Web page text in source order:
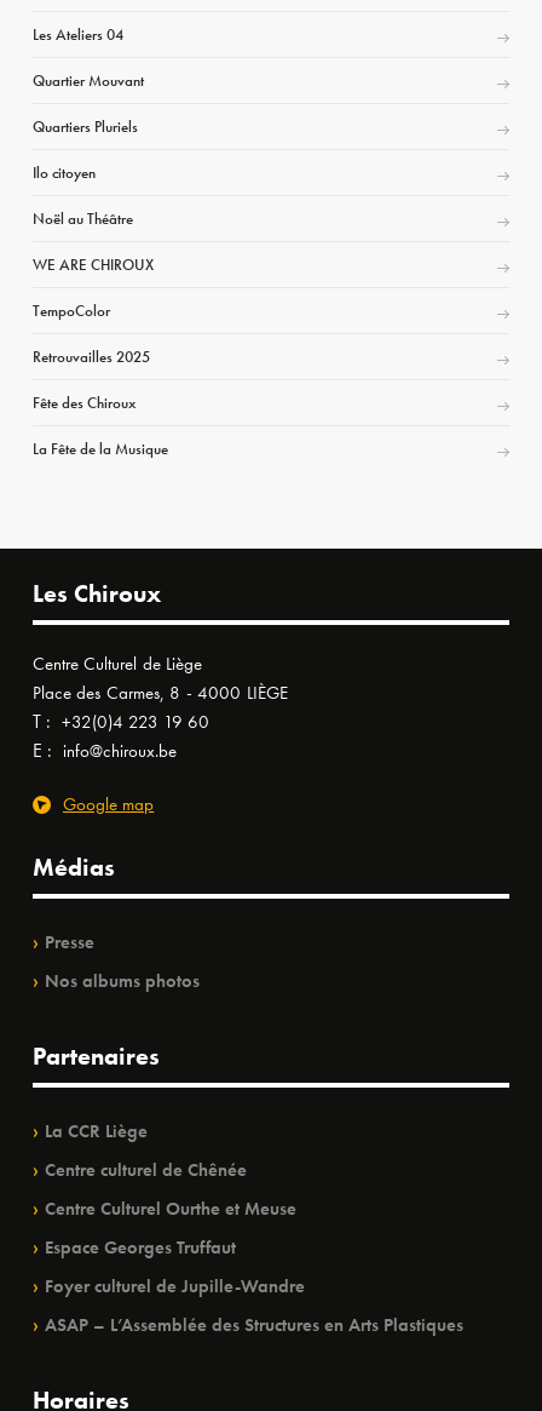
Les Ateliers 04
Quartier Mouvant
Quartiers Pluriels
Ilo citoyen
Noël au Théâtre
WE ARE CHIROUX
TempoColor
Retrouvailles 2025
Fête des Chiroux
La Fête de la Musique
Les Chiroux
Centre Culturel de Liège
Place des Carmes, 8 - 4000 LIÈGE
T : +32(0)4 223 19 60
E : info@chiroux.be
Google map
Médias
Presse
Nos albums photos
Partenaires
La CCR Liège
Centre culturel de Chênée
Centre Culturel Ourthe et Meuse
Espace Georges Truffaut
Foyer culturel de Jupille-Wandre
ASAP – L’Assemblée des Structures en Arts Plastiques
Horaires